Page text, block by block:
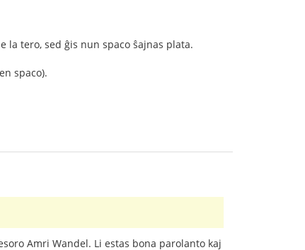
la tero, sed ĝis nun spaco ŝajnas plata.
spaco).
Amri Wandel. Li estas bona parolanto kaj